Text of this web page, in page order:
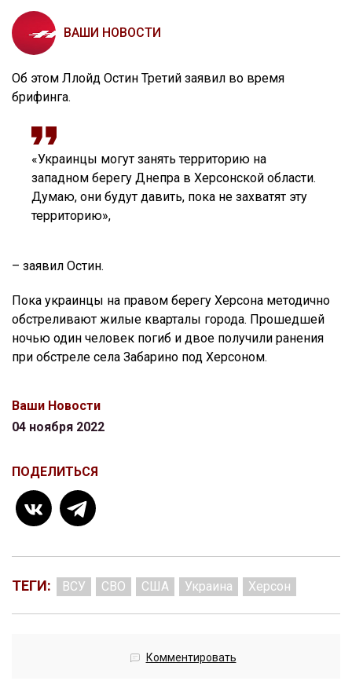
ВАШИ НОВОСТИ
Об этом Ллойд Остин Третий заявил во время
брифинга.
«Украинцы могут занять территорию на
западном берегу Днепра в Херсонской области.
Думаю, они будут давить, пока не захватят эту
территорию»,
– заявил Остин.
Пока украинцы на правом берегу Херсона методично
обстреливают жилые кварталы города. Прошедшей
ночью один человек погиб и двое получили ранения
при обстреле села Забарино под Херсоном.
Ваши Новости
04 ноября 2022
ПОДЕЛИТЬСЯ
ТЕГИ: ВСУ СВО США Украина Херсон
Комментировать